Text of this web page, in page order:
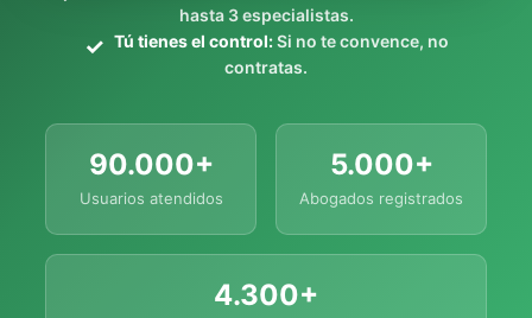
hasta 3 especialistas.
Tú tienes el control:Si no te convence, no
contratas.
90.000+
Usuarios atendidos
5.000+
Abogados registrados
4.300+